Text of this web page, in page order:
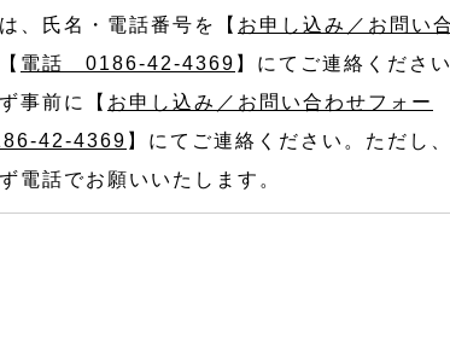
、氏名・電話番号を【 お申し込み／お問い合
電話 0186-42-4369 】にてご連絡ください
事前に【 お申し込み／お問い合わせフォー
42-4369 】にてご連絡ください。ただし
電話でお願いいたします。